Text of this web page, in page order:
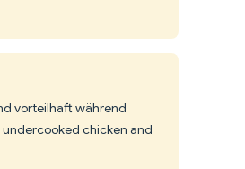
vorteilhaft während
chicken and